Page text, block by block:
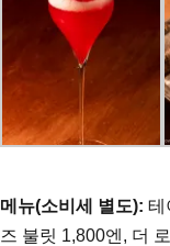
메뉴(소비세 별도): 테
즈 불릿 1,800엔, 더